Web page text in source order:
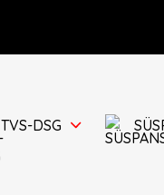
TVS-DSG